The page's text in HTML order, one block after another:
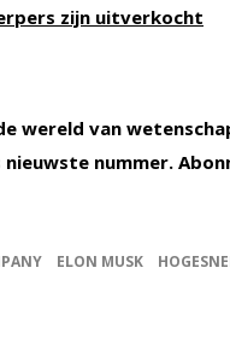
zijn uitverkocht
wereld van
nieuwste nummer.
ELON MUSK